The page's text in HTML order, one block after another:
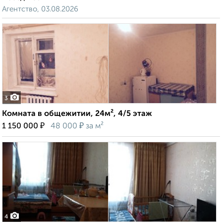
Агентство, 03.08.2026
3
Комната в общежитии, 24м², 4/5 этаж
1 150 000 ₽ 48 000 ₽ за м²
4